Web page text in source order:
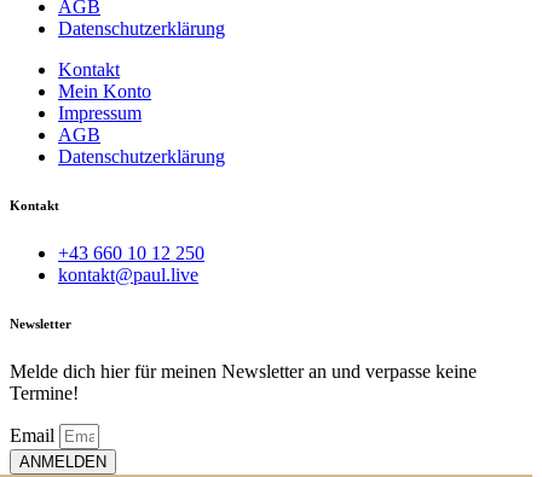
AGB
Datenschutzerklärung
Kontakt
Mein Konto
Impressum
AGB
Datenschutzerklärung
Kontakt
+43 660 10 12 250
kontakt@paul.live
Newsletter
Melde dich hier für meinen Newsletter an und verpasse keine
Termine!
Email
ANMELDEN